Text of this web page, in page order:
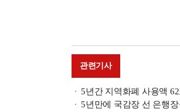
관련기사
5년간 지역화폐 사용액
5년만에 국감장 선 은행